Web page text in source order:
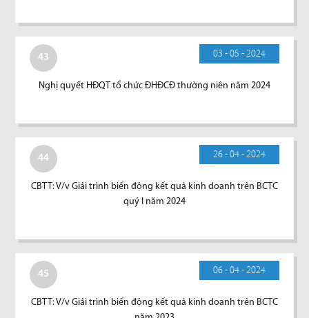
43 03 - 05 - 2024
Nghị quyết HĐQT tổ chức ĐHĐCĐ thường niên năm 2024
44 26 - 04 - 2024
CBTT: V/v Giải trình biến động kết quả kinh doanh trên BCTC
quý I năm 2024
45 06 - 04 - 2024
CBTT: V/v Giải trình biến động kết quả kinh doanh trên BCTC